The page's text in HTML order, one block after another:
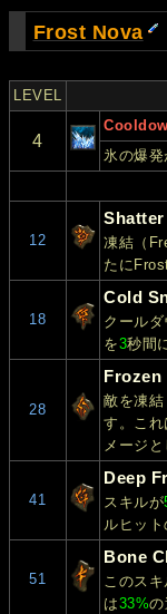
Frost Nova
LEVEL
4
氷の爆
12
Shatter
凍結（
たに
18
Cold
クール
を3秒間
28
Frozen
敵を凍
す。これ
メージと
41
Deep
スキルが
ルヒッ
51
Bone
このス
は33%の